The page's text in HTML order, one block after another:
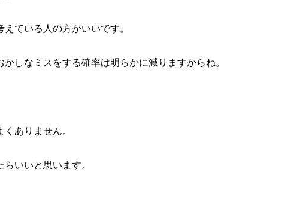
ている人の方がいいです。
しなミスをする確率は明らかに減りますからね。
ありません。
いいと思います。